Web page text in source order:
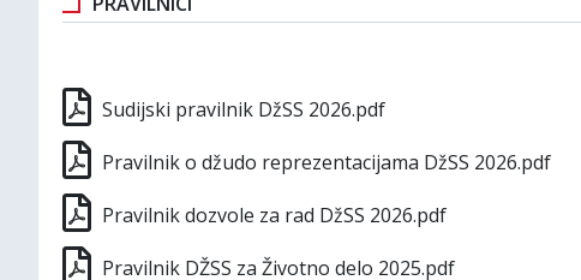
Sudijski pravilnik DžSS 2026.pdf
Pravilnik o džudo reprezentacijama DžSS 2026.pdf
Pravilnik dozvole za rad DžSS 2026.pdf
Pravilnik DŽSS za Životno delo 2025.pdf